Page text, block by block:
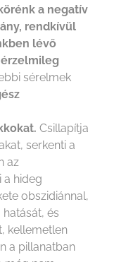
a negatív
rendkívül
lévő
sérelmek
Csillapítja
serkenti a
az
a hideg
obszidiánnal,
és
kellemetlen
a pillanatban